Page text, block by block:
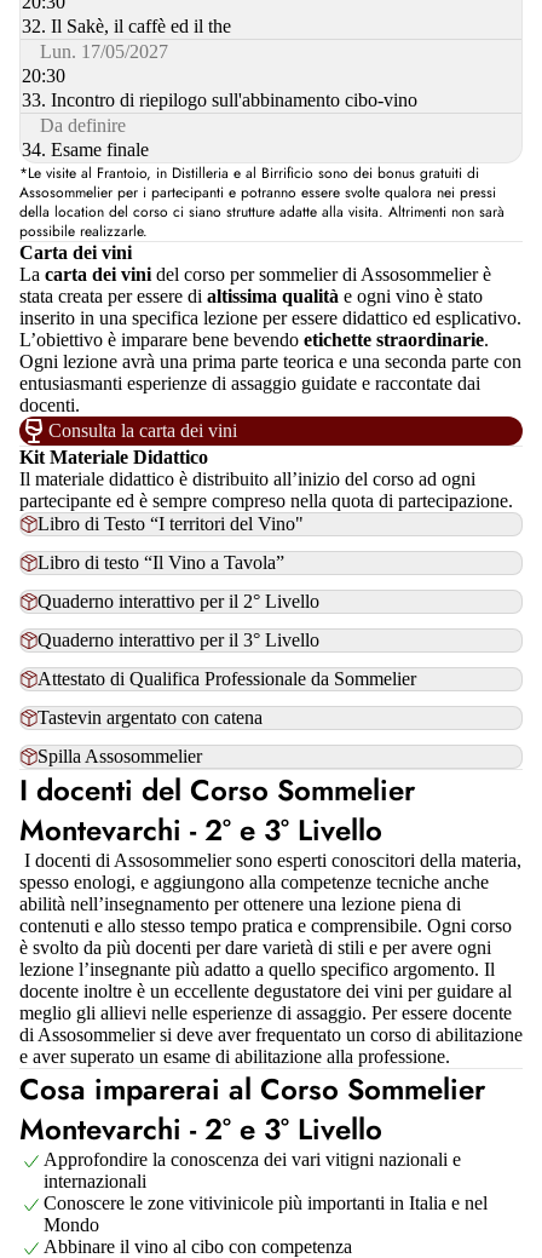
32. Il Sakè, il caffè ed il the
Lun. 17/05/2027
20:30
33. Incontro di riepilogo sull'abbinamento cibo-vino
Da definire
34. Esame finale
*Le visite al Frantoio, in Distilleria e al Birrificio sono dei bonus gratuiti di
Assosommelier per i partecipanti e potranno essere svolte qualora nei pressi
della location del corso ci siano strutture adatte alla visita. Altrimenti non sarà
possibile realizzarle.
Carta dei vini
La carta dei vini del corso per sommelier di Assosommelier è
stata creata per essere di altissima qualità e ogni vino è stato
inserito in una specifica lezione per essere didattico ed esplicativo.
L’obiettivo è imparare bene bevendo etichette straordinarie.
Ogni lezione avrà una prima parte teorica e una seconda parte con
entusiasmanti esperienze di assaggio guidate e raccontate dai
docenti.
Consulta la carta dei vini
Kit Materiale Didattico
Il materiale didattico è distribuito all’inizio del corso ad ogni
partecipante ed è sempre compreso nella quota di partecipazione.
Libro di Testo “I territori del Vino"
Libro di testo “Il Vino a Tavola”
Quaderno interattivo per il 2° Livello
Quaderno interattivo per il 3° Livello
Attestato di Qualifica Professionale da Sommelier
Tastevin argentato con catena
Spilla Assosommelier
I docenti del Corso Sommelier
Montevarchi - 2° e 3° Livello
I docenti di Assosommelier sono esperti conoscitori della materia,
spesso enologi, e aggiungono alla competenze tecniche anche
abilità nell’insegnamento per ottenere una lezione piena di
contenuti e allo stesso tempo pratica e comprensibile. Ogni corso
è svolto da più docenti per dare varietà di stili e per avere ogni
lezione l’insegnante più adatto a quello specifico argomento. Il
docente inoltre è un eccellente degustatore dei vini per guidare al
meglio gli allievi nelle esperienze di assaggio. Per essere docente
di Assosommelier si deve aver frequentato un corso di abilitazione
e aver superato un esame di abilitazione alla professione.
Cosa imparerai al Corso Sommelier
Montevarchi - 2° e 3° Livello
Approfondire la conoscenza dei vari vitigni nazionali e
internazionali
Conoscere le zone vitivinicole più importanti in Italia e nel
Mondo
Abbinare il vino al cibo con competenza